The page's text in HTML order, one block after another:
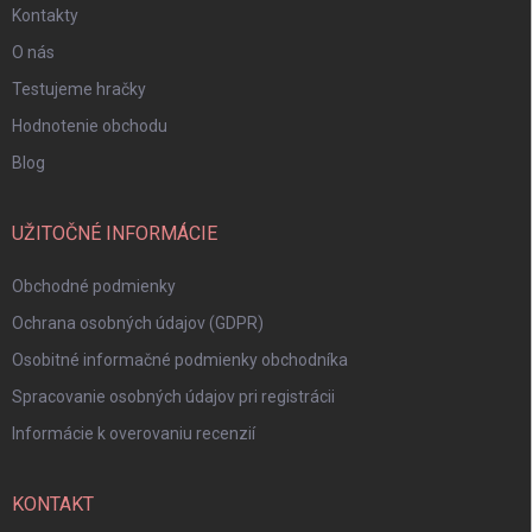
Kontakty
O nás
Testujeme hračky
Hodnotenie obchodu
Blog
UŽITOČNÉ INFORMÁCIE
Obchodné podmienky
Ochrana osobných údajov (GDPR)
Osobitné informačné podmienky obchodníka
Spracovanie osobných údajov pri registrácii
Informácie k overovaniu recenzií
KONTAKT